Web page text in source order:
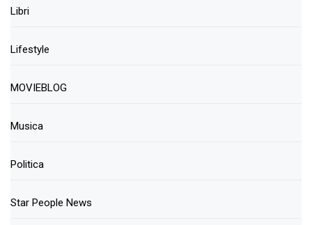
Libri
Lifestyle
MOVIEBLOG
Musica
Politica
Star People News